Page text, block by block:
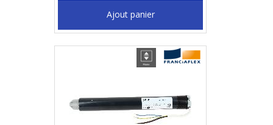
Ajout panier